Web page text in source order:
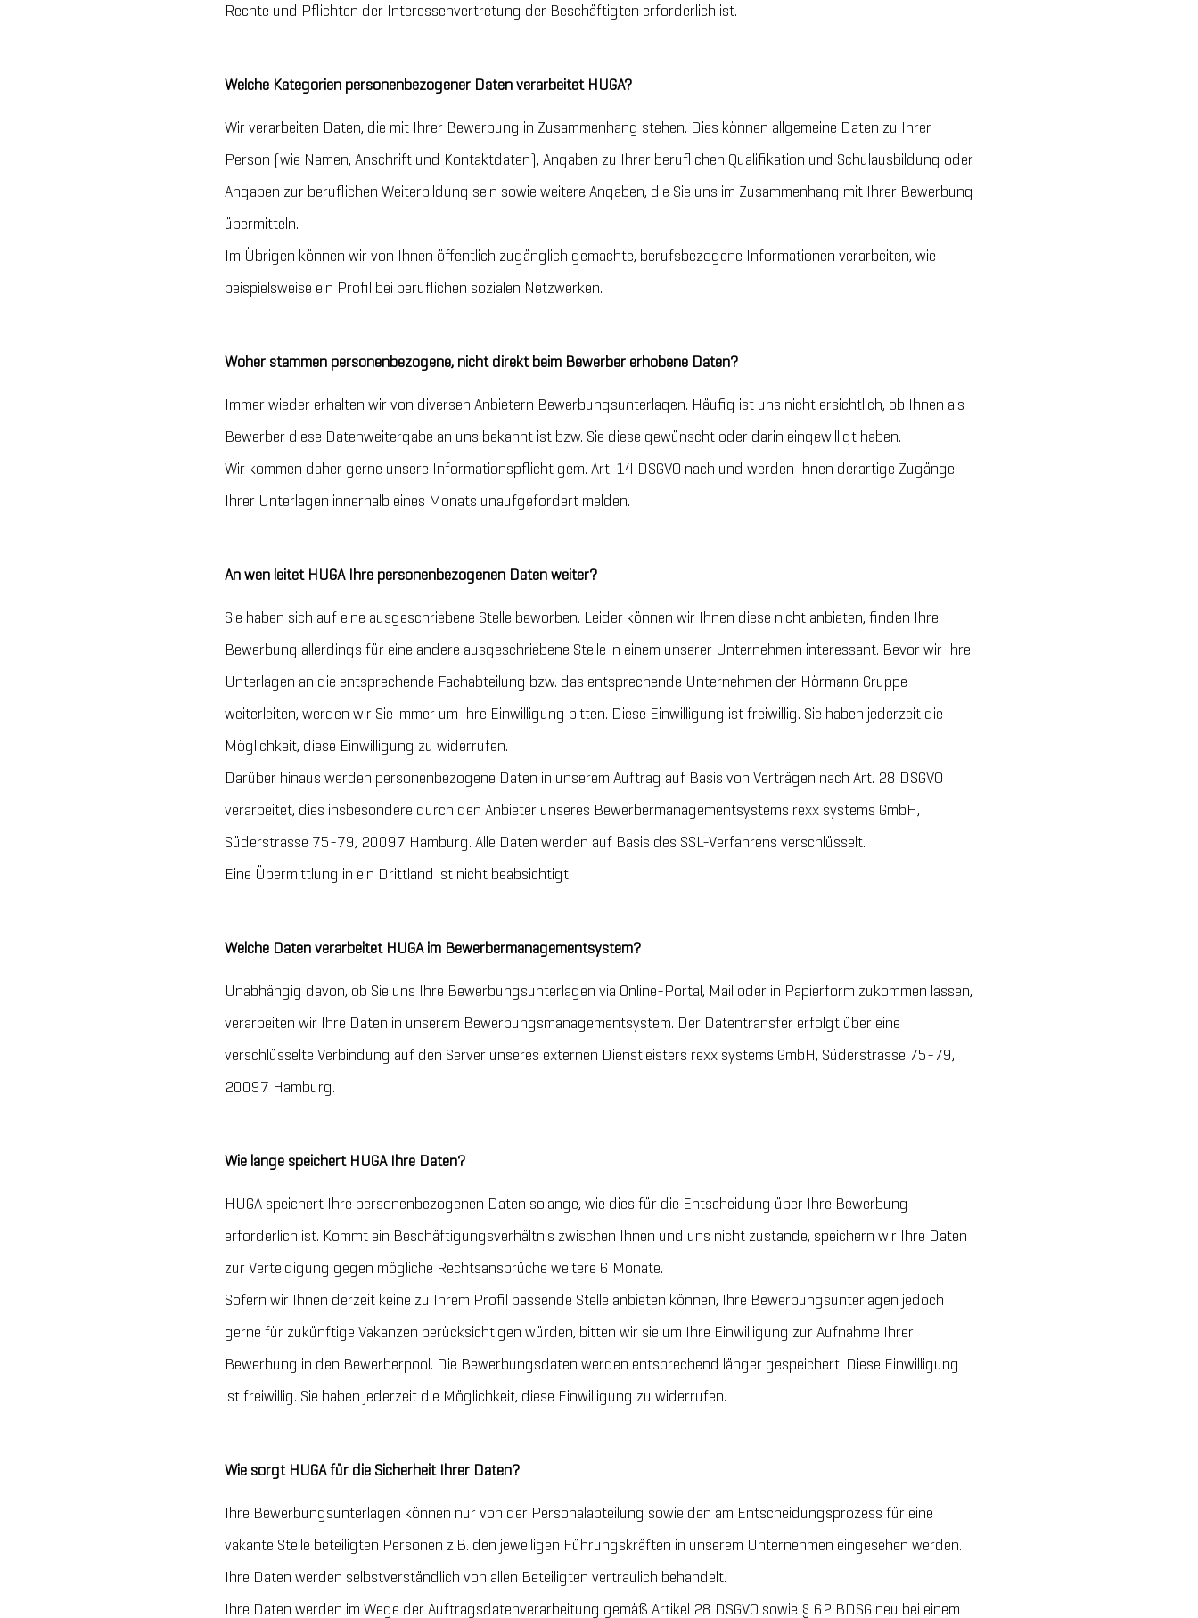
Rechte und Pflichten der Interessenvertretung der Beschäftigten erforderlich ist.
Welche Kategorien personenbezogener Daten verarbeitet HUGA?
Wir verarbeiten Daten, die mit Ihrer Bewerbung in Zusammenhang stehen. Dies können allgemeine Daten zu Ihrer
Person (wie Namen, Anschrift und Kontaktdaten), Angaben zu Ihrer beruflichen Qualifikation und Schulausbildung oder
Angaben zur beruflichen Weiterbildung sein sowie weitere Angaben, die Sie uns im Zusammenhang mit Ihrer Bewerbung
übermitteln.
Im Übrigen können wir von Ihnen öffentlich zugänglich gemachte, berufsbezogene Informationen verarbeiten, wie
beispielsweise ein Profil bei beruflichen sozialen Netzwerken.
Woher stammen personenbezogene, nicht direkt beim Bewerber erhobene Daten?
Immer wieder erhalten wir von diversen Anbietern Bewerbungsunterlagen. Häufig ist uns nicht ersichtlich, ob Ihnen als
Bewerber diese Datenweitergabe an uns bekannt ist bzw. Sie diese gewünscht oder darin eingewilligt haben.
Wir kommen daher gerne unsere Informationspflicht gem. Art. 14 DSGVO nach und werden Ihnen derartige Zugänge
Ihrer Unterlagen innerhalb eines Monats unaufgefordert melden.
An wen leitet HUGA Ihre personenbezogenen Daten weiter?
Sie haben sich auf eine ausgeschriebene Stelle beworben. Leider können wir Ihnen diese nicht anbieten, finden Ihre
Bewerbung allerdings für eine andere ausgeschriebene Stelle in einem unserer Unternehmen interessant. Bevor wir Ihre
Unterlagen an die entsprechende Fachabteilung bzw. das entsprechende Unternehmen der Hörmann Gruppe
weiterleiten, werden wir Sie immer um Ihre Einwilligung bitten. Diese Einwilligung ist freiwillig. Sie haben jederzeit die
Möglichkeit, diese Einwilligung zu widerrufen.
Darüber hinaus werden personenbezogene Daten in unserem Auftrag auf Basis von Verträgen nach Art. 28 DSGVO
verarbeitet, dies insbesondere durch den Anbieter unseres Bewerbermanagementsystems rexx systems GmbH,
Süderstrasse 75-79, 20097 Hamburg. Alle Daten werden auf Basis des SSL-Verfahrens verschlüsselt.
Eine Übermittlung in ein Drittland ist nicht beabsichtigt.
Welche Daten verarbeitet HUGA im Bewerbermanagementsystem?
Unabhängig davon, ob Sie uns Ihre Bewerbungsunterlagen via Online-Portal, Mail oder in Papierform zukommen lassen,
verarbeiten wir Ihre Daten in unserem Bewerbungsmanagementsystem. Der Datentransfer erfolgt über eine
verschlüsselte Verbindung auf den Server unseres externen Dienstleisters rexx systems GmbH, Süderstrasse 75-79,
20097 Hamburg.
Wie lange speichert HUGA Ihre Daten?
HUGA speichert Ihre personenbezogenen Daten solange, wie dies für die Entscheidung über Ihre Bewerbung
erforderlich ist. Kommt ein Beschäftigungsverhältnis zwischen Ihnen und uns nicht zustande, speichern wir Ihre Daten
zur Verteidigung gegen mögliche Rechtsansprüche weitere 6 Monate.
Sofern wir Ihnen derzeit keine zu Ihrem Profil passende Stelle anbieten können, Ihre Bewerbungsunterlagen jedoch
gerne für zukünftige Vakanzen berücksichtigen würden, bitten wir sie um Ihre Einwilligung zur Aufnahme Ihrer
Bewerbung in den Bewerberpool. Die Bewerbungsdaten werden entsprechend länger gespeichert. Diese Einwilligung
ist freiwillig. Sie haben jederzeit die Möglichkeit, diese Einwilligung zu widerrufen.
Wie sorgt HUGA für die Sicherheit Ihrer Daten?
Ihre Bewerbungsunterlagen können nur von der Personalabteilung sowie den am Entscheidungsprozess für eine
vakante Stelle beteiligten Personen z.B. den jeweiligen Führungskräften in unserem Unternehmen eingesehen werden.
Ihre Daten werden selbstverständlich von allen Beteiligten vertraulich behandelt.
Ihre Daten werden im Wege der Auftragsdatenverarbeitung gemäß Artikel 28 DSGVO sowie § 62 BDSG neu bei einem